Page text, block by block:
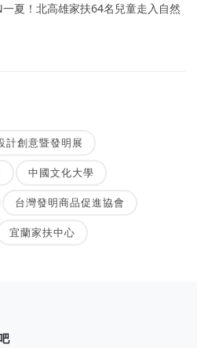
夏！北高雄家扶64名兒童走入自然
計創意暨發明展
中國文化大學
台灣發明商品促進協會
宜蘭家扶中心